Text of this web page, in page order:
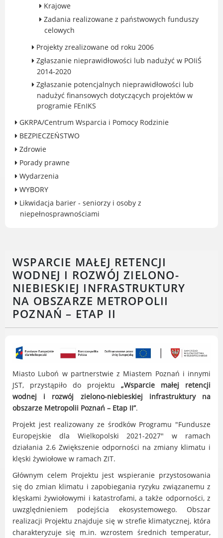
Luboński Szlak Architektury
Przemysłowej
Śladami historii Lubonia
Gry miejskie
Kultura
Komenda Straży Miejskiej Miasta
Luboń
Komisariat Policji w Luboniu
LOSiR
Serwisy mapowe
Informator Miasta Luboń
Plaża Miejska przy ul. Rzecznej w
Luboniu
Radni Rady Miasta Luboń
Sesja Rady Miasta
Harmonogram dyżurów radnych
Komisje Rady Miasta Luboń
Terminarz spotkań komisji
Uchwały Rady Miasta Luboń
Rada Gospodarcza
POZOSTAŁE
Państwowy Fundusz Rehabilitacji Osób
Niepełnosprawnych
Zakład Ubezpieczeń Społecznych
Turystyczna
Urząd statystyczny w Poznaniu
Instytut Rozwoju Wsi i Rolnictwa
Polskiej Akademii Nauk
Instytut Skrzynki
WSPARCIE MAŁEJ RETENCJI
WODNEJ I ROZWÓJ ZIELONO-
NIEBIESKIEJ INFRASTRUKTURY
NA OBSZARZE METROPOLII
POZNAŃ – ETAP II
Miasto Luboń w partnerstwie z Miastem Poznań i innymi
JST, przystąpiło do projektu „Wsparcie małej retencji
wodnej i rozwój zielono-niebieskiej infrastruktury na
obszarze Metropolii Poznań – Etap II”.
Projekt jest realizowany ze środków Programu "Fundusze
Europejskie dla Wielkopolski 2021-2027" w ramach
działania 2.6 Zwiększenie odporności na zmiany klimatu i
klęski żywiołowe w ramach ZIT.
Głównym celem Projektu jest wspieranie przystosowania
się do zmian klimatu i zapobiegania ryzyku związanemu z
klęskami żywiołowymi i katastrofami, a także odporności, z
uwzględnieniem podejścia ekosystemowego. Obszar
realizacji Projektu znajduje się w strefie klimatycznej, która
charakteryzuje się m.in. wzrostem średnich temperatur,
Krajowe
Zadania realizowane z państwowych funduszy
celowych
Projekty zrealizowane od roku 2006
Zgłaszanie nieprawidłowości lub nadużyć w POIiŚ
2014-2020
Zgłaszanie potencjalnych nieprawidłowości lub
nadużyć finansowych dotyczących projektów w
programie FEnIKS
GKRPA/Centrum Wsparcia i Pomocy Rodzinie
BEZPIECZEŃSTWO
Zdrowie
Porady prawne
Wydarzenia
WYBORY
Likwidacja barier - seniorzy i osoby z
niepełnosprawnościami